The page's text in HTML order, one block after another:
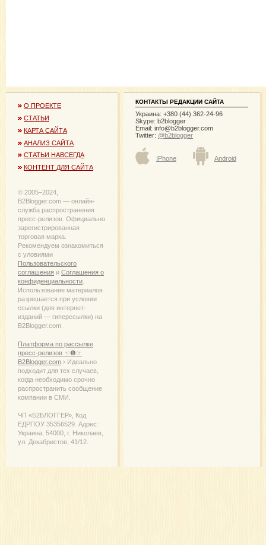
О ПРОЕКТЕ
СТАТЬИ
КАРТА САЙТА
АНАЛИЗ САЙТА
СТАТЬИ НАВСЕГДА
КОНТЕНТ ДЛЯ САЙТА
© 2005−2024,
B2Blogger.com — онлайн-
служба распространения
пресс-релизов. Официально
зарегистрированная
торговая марка.
Рекомендуем ознакомиться
с уловиями
Пользовательского
соглашения и Соглашения о
конфиденциальности
Использование материалов
разрешается при условии
ссылки (для интернет-
изданий — гиперссылки) на
B2Blogger.com.
Платформа по рассылке
пресс-релизов ☜❶☞
B2Blogger.com › Идеально
подходит для тех случаев,
когда необходимо срочно
распространить сообщение
компании в СМИ.
ЧП «Б2БЛОГГЕР», Код
ЕДРПОУ 35356529. Адрес:
Украина, 54000, г. Николаев,
ул. Декабристов, 41/12.
КОНТАКТЫ РЕДАКЦИИ САЙТА
Украина: +380 (44) 362-24-96
Skype: b2blogger
Email: info@b2blogger.com
Twitter: @b2blogger
IPhone Android